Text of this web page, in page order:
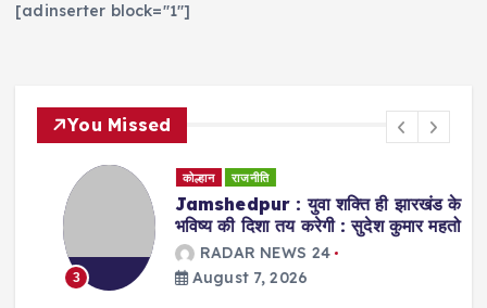
[adinserter block="1"]
You Missed
कोल्हान राजनीति
Jamshedpur : युवा शक्ति ही झारखंड के
भविष्य की दिशा तय करेगी : सुदेश कुमार महतो
RADAR NEWS 24
August 7, 2026